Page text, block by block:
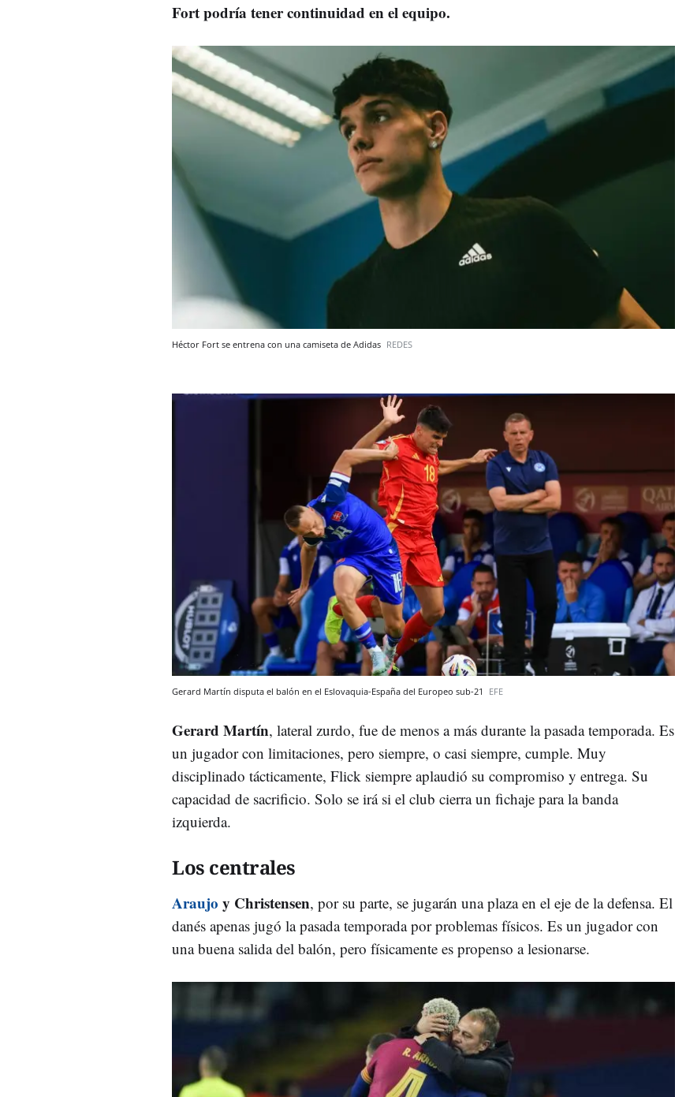
Fort podría tener continuidad en el equipo.
Héctor Fort se entrena con una camiseta de Adidas REDES
Gerard Martín disputa el balón en el Eslovaquia-España del Europeo sub-21 EFE
Gerard Martín, lateral zurdo, fue de menos a más durante la pasada temporada. Es
un jugador con limitaciones, pero siempre, o casi siempre, cumple. Muy
disciplinado tácticamente, Flick siempre aplaudió su compromiso y entrega. Su
capacidad de sacrificio. Solo se irá si el club cierra un fichaje para la banda
izquierda.
Los centrales
Araujo y Christensen, por su parte, se jugarán una plaza en el eje de la defensa. El
danés apenas jugó la pasada temporada por problemas físicos. Es un jugador con
una buena salida del balón, pero físicamente es propenso a lesionarse.